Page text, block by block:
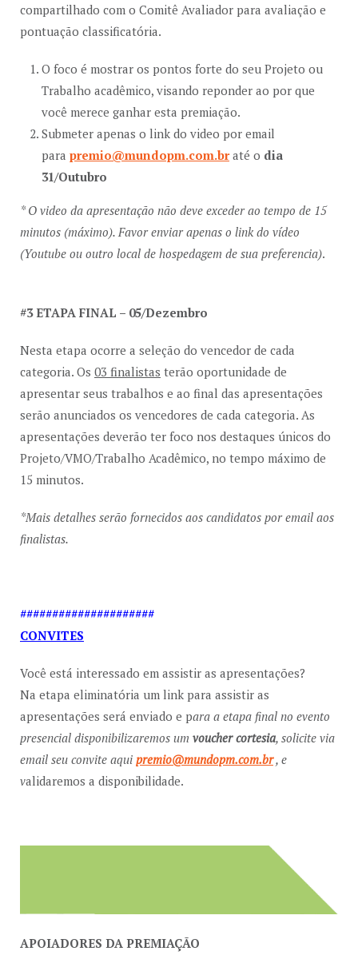
compartilhado com o Comitê Avaliador para avaliação e
pontuação classificatória.
O foco é mostrar os pontos forte do seu Projeto ou
Trabalho acadêmico, visando reponder ao por que
você merece ganhar esta premiação.
Submeter apenas o link do video por email
para premio@mundopm.com.braté o dia
31/Outubro
* O video da apresentação não deve exceder ao tempo de 15
minutos (máximo). Favor enviar apenas o link do vídeo
(Youtube ou outro local de hospedagem de sua preferencia).
#3 ETAPA FINAL – 05/Dezembro
Nesta etapa ocorre a seleção do vencedor de cada
categoria. Os 03 finalistas terão oportunidade de
apresentar seus trabalhos e ao final das apresentações
serão anunciados os vencedores de cada categoria. As
apresentações deverão ter foco nos destaques únicos do
Projeto/VMO/Trabalho Acadêmico, no tempo máximo de
15 minutos.
*Mais detalhes serão fornecidos aos candidatos por email aos
finalistas.
#####################
CONVITES
Você está interessado em assistir as apresentações?
Na etapa eliminatória um link para assistir as
apresentações será enviado e para a etapa final no evento
presencial disponibilizaremos um voucher cortesia, solicite via
email seu convite aqui premio@mundopm.com.br, e
validaremos a disponibilidade.
APOIADORES DA PREMIAÇÃO